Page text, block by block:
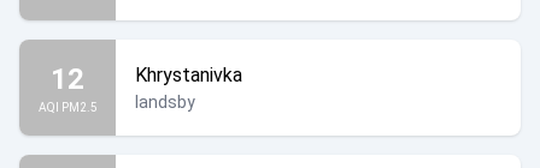
12
AQI PM2.5
Khrystanivka
landsby